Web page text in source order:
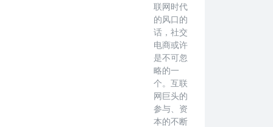
联网时代
的风口的
话，社交
电商或许
是不可忽
略的一
个。互联
网巨头的
参与、资
本的不断